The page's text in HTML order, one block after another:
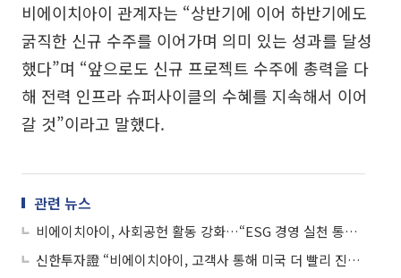
비에이치아이 관계자는 “상반기에 이어 하반기에도
굵직한 신규 수주를 이어가며 의미 있는 성과를 달성
했다”며 “앞으로도 신규 프로젝트 수주에 총력을 다
해 전력 인프라 슈퍼사이클의 수혜를 지속해서 이어
갈 것”이라고 말했다.
관련 뉴스
비에이치아이, 사회공헌 활동 강화…“ESG 경영 실천 통해 지역사회와 동반 성장”
신한투자證 “비에이치아이, 고객사 통해 미국 더 빨리 진출할 수 있어”